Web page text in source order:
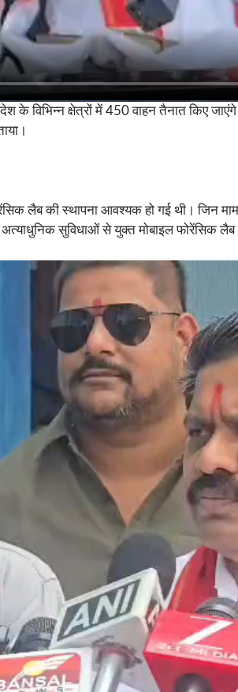
के विभिन्न क्षेत्रों में 450 वाहन तैनात किए
लैब की स्थापना आवश्यक हो गई थी। जिन
सुविधाओं से युक्त मोबाइल फोरेंसिक लैब